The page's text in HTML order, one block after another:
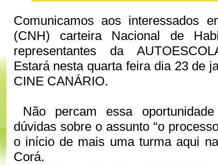
Comunicamos aos interessados
(CNH) carteira Nacional de
representantes da
Estará nesta quarta feira dia 23 de
CINE CANÁRIO.
Não percam essa
dúvidas sobre o assunto “o
o início de mais uma turma aqui
Corá.